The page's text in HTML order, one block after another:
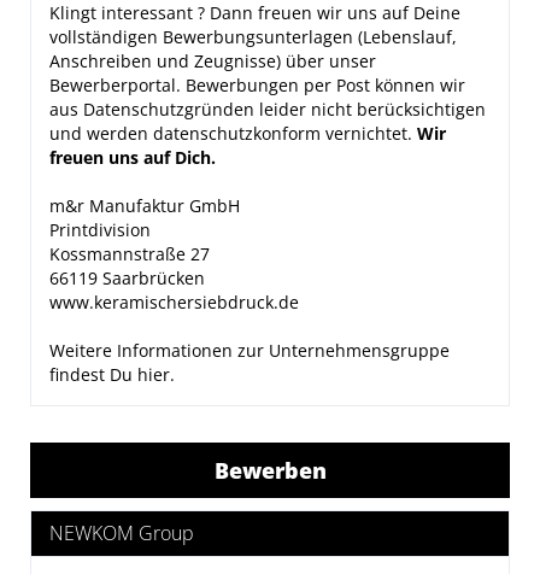
Klingt interessant ? Dann freuen wir uns auf Deine
vollständigen Bewerbungsunterlagen (Lebenslauf,
Anschreiben und Zeugnisse) über unser
Bewerberportal. Bewerbungen per Post können wir
aus Datenschutzgründen leider nicht berücksichtigen
und werden datenschutzkonform vernichtet. Wir
freuen uns auf Dich.
m&r Manufaktur GmbH
Printdivision
Kossmannstraße 27
66119 Saarbrücken
www.keramischersiebdruck.de
Weitere Informationen zur Unternehmensgruppe
findest Du hier.
Bewerben
NEWKOM Group